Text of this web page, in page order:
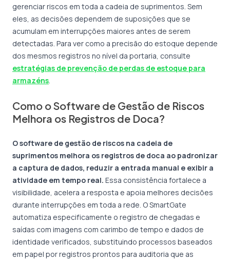
gerenciar riscos em toda a cadeia de suprimentos. Sem
eles, as decisões dependem de suposições que se
acumulam em interrupções maiores antes de serem
detectadas. Para ver como a precisão do estoque depende
dos mesmos registros no nível da portaria, consulte
estratégias de prevenção de perdas de estoque para
armazéns.
Como o Software de Gestão de Riscos
Melhora os Registros de Doca?
O software de gestão de riscos na cadeia de
suprimentos melhora os registros de doca ao padronizar
a captura de dados, reduzir a entrada manual e exibir a
atividade em tempo real. Essa consistência fortalece a
visibilidade, acelera a resposta e apoia melhores decisões
durante interrupções em toda a rede. O SmartGate
automatiza especificamente o registro de chegadas e
saídas com imagens com carimbo de tempo e dados de
identidade verificados, substituindo processos baseados
em papel por registros prontos para auditoria que as